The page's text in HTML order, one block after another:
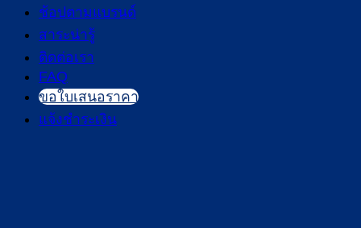
ช้อปตามแบรนด์
สาระน่ารู้
ติดต่อเรา
FAQ
ขอใบเสนอราคา
แจ้งชำระเงิน